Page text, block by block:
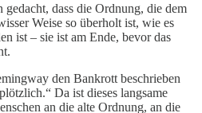
dass die Ordnung, die dem
Weise so überholt ist, wie es
ist – sie ist am Ende, bevor das
den Bankrott beschrieben
Da ist dieses langsame
an die alte Ordnung, an die